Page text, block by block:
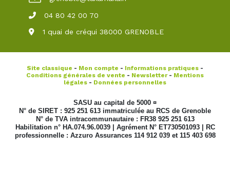
04 80 42 00 70
1 quai de créqui 38000 GRENOBLE
Site classique - Mon compte - Informations pratiques -
Conditions générales de vente - Newsletter- Mentions
légales - Données personnelles
SASU au capital de 5000 ¤
N° de SIRET : 925 251 613 immatriculée au RCS de Grenoble
N° de TVA intracommunautaire : FR38 925 251 613
Habilitation n° HA.074.96.0039 | Agrément N° ET730501093 | RC
professionnelle : Azzuro Assurances 114 912 039 et 115 403 698